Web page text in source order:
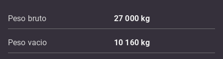
Peso bruto 27 000kg
Peso vacio 10 160kg